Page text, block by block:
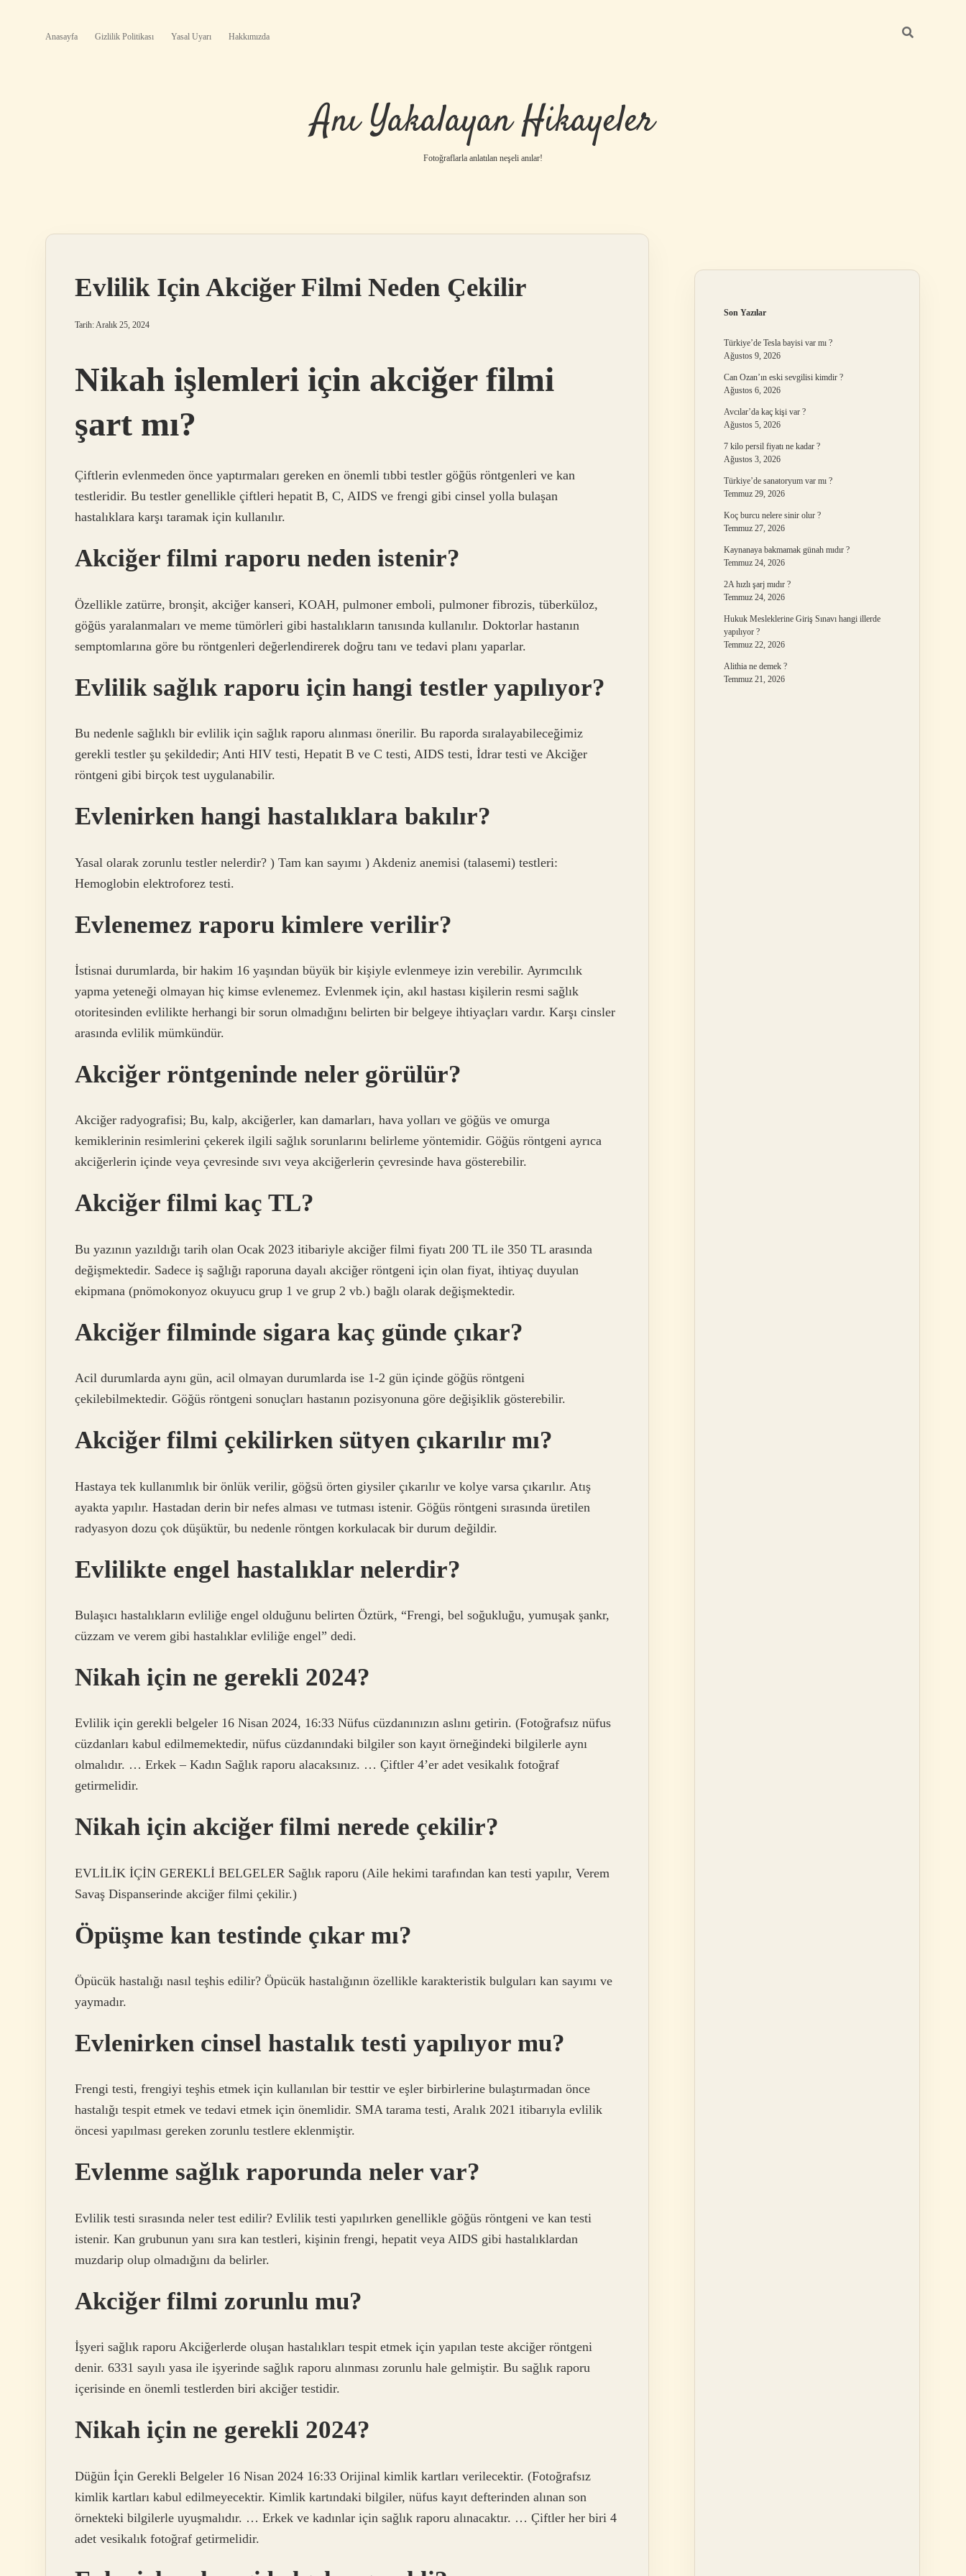
Anasayfa Gizlilik Politikası Yasal Uyarı Hakkımızda
Anı Yakalayan Hikayeler
Fotoğraflarla anlatılan neşeli anılar!
Evlilik Için Akciğer Filmi Neden Çekilir
Tarih: Aralık 25, 2024
Nikah işlemleri için akciğer filmi
şart mı?
Çiftlerin evlenmeden önce yaptırmaları gereken en önemli tıbbi testler göğüs röntgenleri ve kan
testleridir. Bu testler genellikle çiftleri hepatit B, C, AIDS ve frengi gibi cinsel yolla bulaşan
hastalıklara karşı taramak için kullanılır.
Akciğer filmi raporu neden istenir?
Özellikle zatürre, bronşit, akciğer kanseri, KOAH, pulmoner emboli, pulmoner fibrozis, tüberküloz,
göğüs yaralanmaları ve meme tümörleri gibi hastalıkların tanısında kullanılır. Doktorlar hastanın
semptomlarına göre bu röntgenleri değerlendirerek doğru tanı ve tedavi planı yaparlar.
Evlilik sağlık raporu için hangi testler yapılıyor?
Bu nedenle sağlıklı bir evlilik için sağlık raporu alınması önerilir. Bu raporda sıralayabileceğimiz
gerekli testler şu şekildedir; Anti HIV testi, Hepatit B ve C testi, AIDS testi, İdrar testi ve Akciğer
röntgeni gibi birçok test uygulanabilir.
Evlenirken hangi hastalıklara bakılır?
Yasal olarak zorunlu testler nelerdir? ) Tam kan sayımı ) Akdeniz anemisi (talasemi) testleri:
Hemoglobin elektroforez testi.
Evlenemez raporu kimlere verilir?
İstisnai durumlarda, bir hakim 16 yaşından büyük bir kişiyle evlenmeye izin verebilir. Ayrımcılık
yapma yeteneği olmayan hiç kimse evlenemez. Evlenmek için, akıl hastası kişilerin resmi sağlık
otoritesinden evlilikte herhangi bir sorun olmadığını belirten bir belgeye ihtiyaçları vardır. Karşı cinsler
arasında evlilik mümkündür.
Akciğer röntgeninde neler görülür?
Akciğer radyografisi; Bu, kalp, akciğerler, kan damarları, hava yolları ve göğüs ve omurga
kemiklerinin resimlerini çekerek ilgili sağlık sorunlarını belirleme yöntemidir. Göğüs röntgeni ayrıca
akciğerlerin içinde veya çevresinde sıvı veya akciğerlerin çevresinde hava gösterebilir.
Akciğer filmi kaç TL?
Bu yazının yazıldığı tarih olan Ocak 2023 itibariyle akciğer filmi fiyatı 200 TL ile 350 TL arasında
değişmektedir. Sadece iş sağlığı raporuna dayalı akciğer röntgeni için olan fiyat, ihtiyaç duyulan
ekipmana (pnömokonyoz okuyucu grup 1 ve grup 2 vb.) bağlı olarak değişmektedir.
Akciğer filminde sigara kaç günde çıkar?
Acil durumlarda aynı gün, acil olmayan durumlarda ise 1-2 gün içinde göğüs röntgeni
çekilebilmektedir. Göğüs röntgeni sonuçları hastanın pozisyonuna göre değişiklik gösterebilir.
Akciğer filmi çekilirken sütyen çıkarılır mı?
Hastaya tek kullanımlık bir önlük verilir, göğsü örten giysiler çıkarılır ve kolye varsa çıkarılır. Atış
ayakta yapılır. Hastadan derin bir nefes alması ve tutması istenir. Göğüs röntgeni sırasında üretilen
radyasyon dozu çok düşüktür, bu nedenle röntgen korkulacak bir durum değildir.
Evlilikte engel hastalıklar nelerdir?
Bulaşıcı hastalıkların evliliğe engel olduğunu belirten Öztürk, “Frengi, bel soğukluğu, yumuşak şankr,
cüzzam ve verem gibi hastalıklar evliliğe engel” dedi.
Nikah için ne gerekli 2024?
Evlilik için gerekli belgeler 16 Nisan 2024, 16:33 Nüfus cüzdanınızın aslını getirin. (Fotoğrafsız nüfus
cüzdanları kabul edilmemektedir, nüfus cüzdanındaki bilgiler son kayıt örneğindeki bilgilerle aynı
olmalıdır. … Erkek – Kadın Sağlık raporu alacaksınız. … Çiftler 4’er adet vesikalık fotoğraf
getirmelidir.
Nikah için akciğer filmi nerede çekilir?
EVLİLİK İÇİN GEREKLİ BELGELER Sağlık raporu (Aile hekimi tarafından kan testi yapılır, Verem
Savaş Dispanserinde akciğer filmi çekilir.)
Öpüşme kan testinde çıkar mı?
Öpücük hastalığı nasıl teşhis edilir? Öpücük hastalığının özellikle karakteristik bulguları kan sayımı ve
yaymadır.
Evlenirken cinsel hastalık testi yapılıyor mu?
Frengi testi, frengiyi teşhis etmek için kullanılan bir testtir ve eşler birbirlerine bulaştırmadan önce
hastalığı tespit etmek ve tedavi etmek için önemlidir. SMA tarama testi, Aralık 2021 itibarıyla evlilik
öncesi yapılması gereken zorunlu testlere eklenmiştir.
Evlenme sağlık raporunda neler var?
Evlilik testi sırasında neler test edilir? Evlilik testi yapılırken genellikle göğüs röntgeni ve kan testi
istenir. Kan grubunun yanı sıra kan testleri, kişinin frengi, hepatit veya AIDS gibi hastalıklardan
muzdarip olup olmadığını da belirler.
Akciğer filmi zorunlu mu?
İşyeri sağlık raporu Akciğerlerde oluşan hastalıkları tespit etmek için yapılan teste akciğer röntgeni
denir. 6331 sayılı yasa ile işyerinde sağlık raporu alınması zorunlu hale gelmiştir. Bu sağlık raporu
içerisinde en önemli testlerden biri akciğer testidir.
Nikah için ne gerekli 2024?
Düğün İçin Gerekli Belgeler 16 Nisan 2024 16:33 Orijinal kimlik kartları verilecektir. (Fotoğrafsız
kimlik kartları kabul edilmeyecektir. Kimlik kartındaki bilgiler, nüfus kayıt defterinden alınan son
örnekteki bilgilerle uyuşmalıdır. … Erkek ve kadınlar için sağlık raporu alınacaktır. … Çiftler her biri 4
adet vesikalık fotoğraf getirmelidir.
Son Yazılar
Türkiye’de Tesla bayisi var mı ?
Ağustos 9, 2026
Can Ozan’ın eski sevgilisi kimdir ?
Ağustos 6, 2026
Avcılar’da kaç kişi var ?
Ağustos 5, 2026
7 kilo persil fiyatı ne kadar ?
Ağustos 3, 2026
Türkiye’de sanatoryum var mı ?
Temmuz 29, 2026
Koç burcu nelere sinir olur ?
Temmuz 27, 2026
Kaynanaya bakmamak günah mıdır ?
Temmuz 24, 2026
2A hızlı şarj mıdır ?
Temmuz 24, 2026
Hukuk Mesleklerine Giriş Sınavı hangi illerde
yapılıyor ?
Temmuz 22, 2026
Alithia ne demek ?
Temmuz 21, 2026